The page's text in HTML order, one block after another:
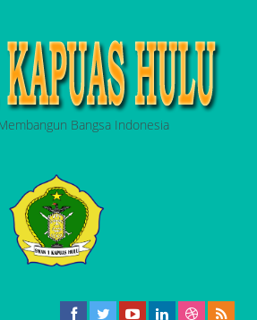
Bangsa Indonesia